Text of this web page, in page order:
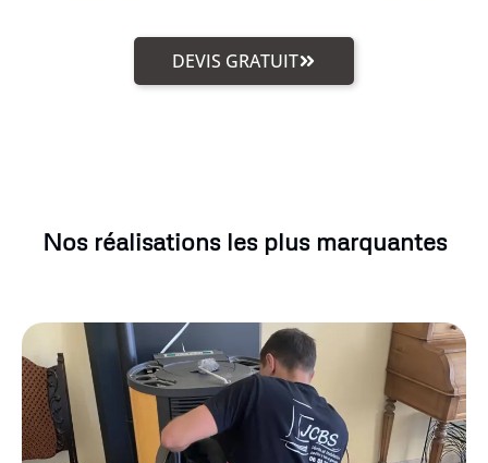
DEVIS GRATUIT
Nos réalisations les plus marquantes